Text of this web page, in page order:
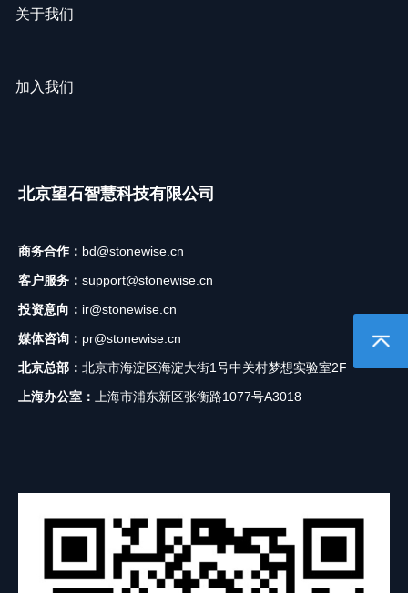
加入我们
商务合作：bd@stonewise.cn
投资意向： ir@stonewise.cn
媒体咨询： pr@stonewise.cn
北京总部： 北京市海淀区海淀大街1号中关村梦想实验室2F
上海办公室：上海市浦东新区张衡路1077号A3018 返回